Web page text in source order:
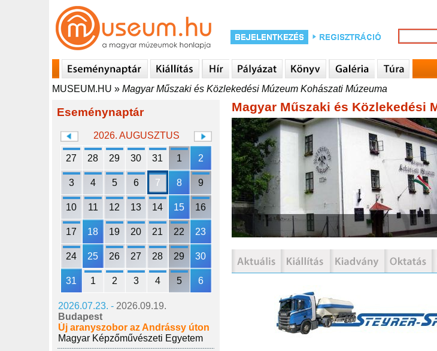
MUSEUM.HU » Magyar Műszaki és Közlekedési Múzeum Kohászati Múzeuma
Eseménynaptár
2026. AUGUSZTUS
27 28 29 30 31 1 2
3 4 5 6 7 8 9
10 11 12 13 14 15 16
17 18 19 20 21 22 23
24 25 26 27 28 29 30
31 1 2 3 4 5 6
2026.07.23. - 2026.09.19.
Budapest
Új aranyszobor az Andrássy úton
Magyar Képzőművészeti Egyetem
Magyar Műszaki és Közlekedési